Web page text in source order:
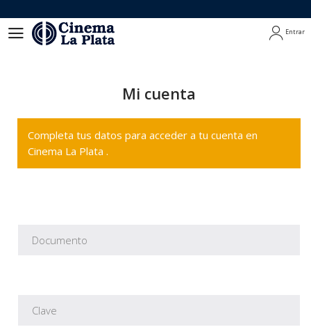
Entrar
Mi cuenta
Completa tus datos para acceder a tu cuenta en
Cinema La Plata .